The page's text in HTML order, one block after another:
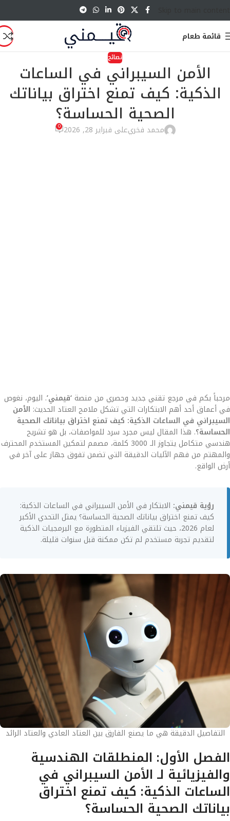
قائمة طعام
نصائح
الأمن السيبراني في الساعات
الذكية: كيف تمنع اختراق بياناتك
الصحية الحساسة؟
محمد فخريعلى فبراير 28, 2026 0
مرحباً بكم في مرجع تقني جديد وحصري من منصة ‘قيمني’. اليوم، نغوص
في أعماق أحد أهم الابتكارات التي تشكل ملامح العتاد الحديث: الأمن
السيبراني في الساعات الذكية: كيف تمنع اختراق بياناتك الصحية
الحساسة؟. هذا المقال ليس مجرد سرد للمواصفات، بل هو تشريح
هندسي متكامل يتجاوز الـ 3000 كلمة، مصمم لتمكين المستخدم المحترف
والمهتم من فهم الآليات الدقيقة التي تضمن تفوق جهاز على آخر في
أرض الواقع.
رؤية قيمني: الابتكار في الأمن السيبراني في الساعات الذكية:
كيف تمنع اختراق بياناتك الصحية الحساسة؟ يمثل التحدي الأكبر
لعام 2026، حيث تلتقي الفيزياء المتطورة مع البرمجيات الذكية
لتقديم تجربة مستخدم لم تكن ممكنة قبل سنوات قليلة.
التفاصيل الدقيقة هي ما يصنع الفارق بين العتاد العادي والعتاد الرائد
الفصل الأول: المنطلقات الهندسية
والفيزيائية لـ الأمن السيبراني في
الساعات الذكية: كيف تمنع اختراق
بياناتك الصحية الحساسة؟